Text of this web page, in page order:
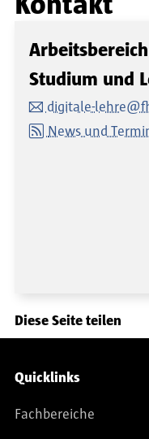
Studium und
digitale-
News und
Diese Seite teilen
Service-Navigation
Quicklinks
Fachbereiche